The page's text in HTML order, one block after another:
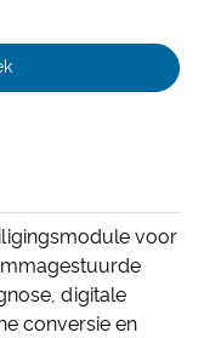
voor
digitale
conversie en